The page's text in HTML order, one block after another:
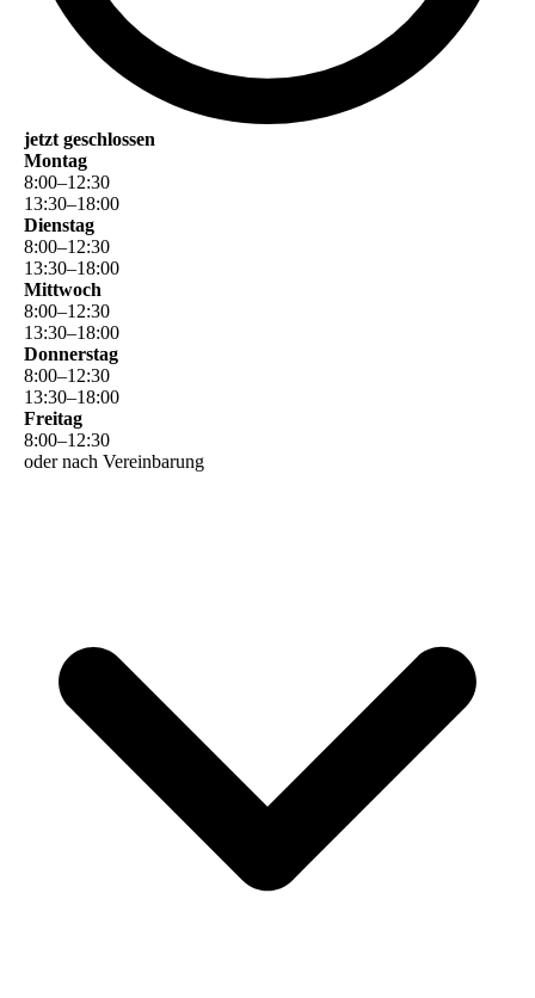
jetzt geschlossen
Montag
8:00–12:30
13:30–18:00
Dienstag
8:00–12:30
13:30–18:00
Mittwoch
8:00–12:30
13:30–18:00
Donnerstag
8:00–12:30
13:30–18:00
Freitag
8:00–12:30
oder nach Vereinbarung